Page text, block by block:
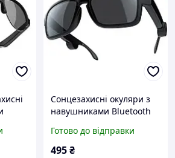
Сонцезахисні окуляри з
навушниками Вluetooth
спортивні блютуз та МР3
TWS XG88 Bluetooth
Готово до відправки
495₴